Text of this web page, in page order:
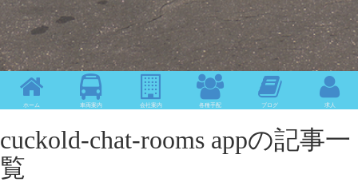
ホーム 車両案内 会社案内 各種手配 ブログ 求人
cuckold-chat-rooms appの記事一
覧